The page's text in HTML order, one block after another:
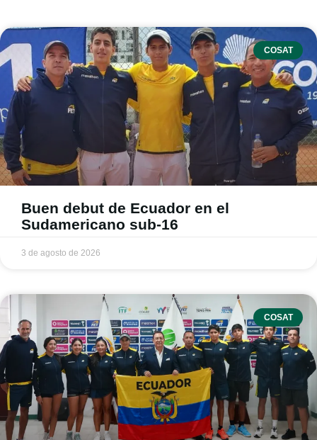
COSAT
Buen debut de Ecuador en el
Sudamericano sub-16
3 de agosto de 2026
COSAT